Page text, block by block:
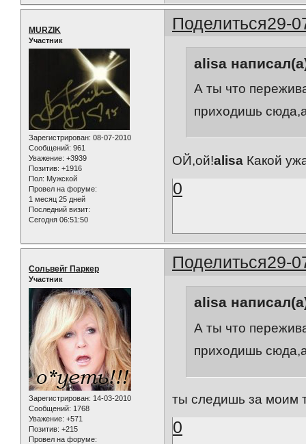
Поделиться29-
MURZIK
Участник
Зарегистрирован: 08-07-2010
Сообщений: 961
Уважение: +3939
Позитив: +1916
Пол: Мужской
Провел на форуме:
1 месяц 25 дней
Последний визит:
Сегодня 06:51:50
alisa
А ты что
приходишь
ОЙ,ой!alisa Какой
0
Поделиться29-
Сольвейг Паркер
Участник
Зарегистрирован: 14-03-2010
Сообщений: 1768
Уважение: +571
Позитив: +215
Провел на форуме:
alisa
А ты что
приходишь
ты следишь за моим
0